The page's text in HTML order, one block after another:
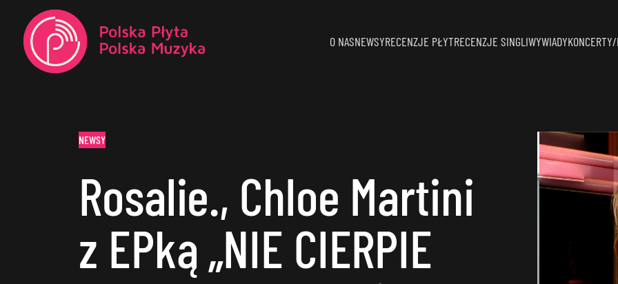
O NASNEWSYRECENZJE PŁYTRECENZJE SINGLIWYWIADY
NEWSY
Rosalie., Chloe Martini
z EPką „NIE CIERPIE